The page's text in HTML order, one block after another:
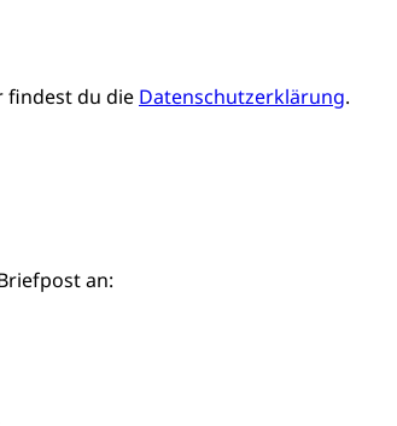
findest du die Datenschutzerklärung.
an: